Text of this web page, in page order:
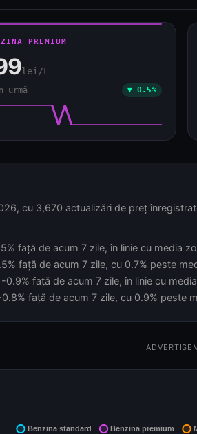
PREMIUM
lei/L
urmă ▼ 0.5%
cu 3,670 actualizări de preț
față de acum 7 zile, în linie cu media
față de acum 7 zile, cu 0.7% peste
față de acum 7 zile, în linie cu
față de acum 7 zile, cu 0.9% peste